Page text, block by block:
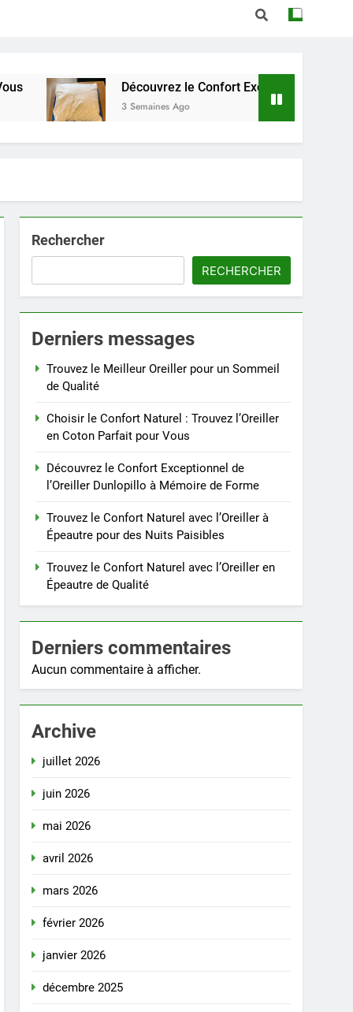
Découvrez le Confort Exceptionnel de l’Oreiller
3 Semaines Ago
Rechercher
RECHERCHER
Derniers messages
Trouvez le Meilleur Oreiller pour un Sommeil
de Qualité
Choisir le Confort Naturel : Trouvez l’Oreiller
en Coton Parfait pour Vous
Découvrez le Confort Exceptionnel de
l’Oreiller Dunlopillo à Mémoire de Forme
Trouvez le Confort Naturel avec l’Oreiller à
Épeautre pour des Nuits Paisibles
Trouvez le Confort Naturel avec l’Oreiller en
Épeautre de Qualité
Derniers commentaires
Aucun commentaire à afficher.
Archive
juillet 2026
juin 2026
mai 2026
avril 2026
mars 2026
février 2026
janvier 2026
décembre 2025